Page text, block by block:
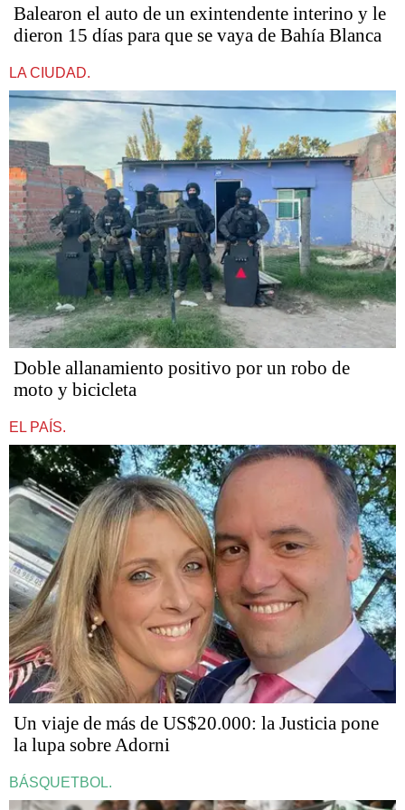
Balearon el auto de un exintendente interino y le
dieron 15 días para que se vaya de Bahía Blanca
LA CIUDAD.
Doble allanamiento positivo por un robo de
moto y bicicleta
EL PAÍS.
Un viaje de más de US$20.000: la Justicia pone
la lupa sobre Adorni
BÁSQUETBOL.